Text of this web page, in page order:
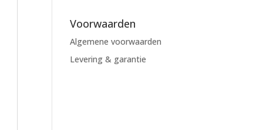
Voorwaarden
Algemene voorwaarden
Levering & garantie